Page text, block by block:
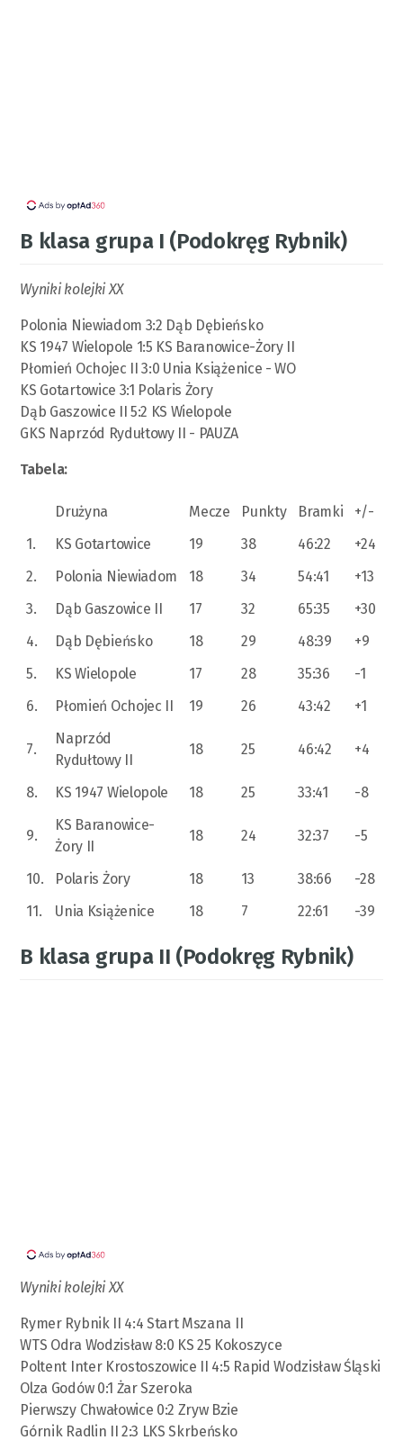
B klasa grupa I (Podokręg Rybnik)
Wyniki kolejki XX
Polonia Niewiadom 3:2 Dąb Dębieńsko
KS 1947 Wielopole 1:5 KS Baranowice-Żory II
Płomień Ochojec II 3:0 Unia Książenice - WO
KS Gotartowice 3:1 Polaris Żory
Dąb Gaszowice II 5:2 KS Wielopole
GKS Naprzód Rydułtowy II - PAUZA
Tabela:
Drużyna Mecze Punkty Bramki
+/-
1.
KS Gotartowice 19 38 46:22
+24
2.
Polonia Niewiadom 18 34 54:41
+13
3.
Dąb Gaszowice II 17 32 65:35
+30
4.
Dąb Dębieńsko 18 29 48:39
+9
5.
KS Wielopole 17 28 35:36
-1
6.
Płomień Ochojec II 19 26 43:42 +1
7.
Naprzód
Rydułtowy II
18 25 46:42 +4
8. KS 1947 Wielopole 18 25 33:41 -8
9.
KS Baranowice-
Żory II
18 24 32:37 -5
10. Polaris Żory 18 13 38:66
-28
11.
Unia Książenice 18 7 22:61 -39
B klasa grupa II (Podokręg Rybnik)
Wyniki kolejki XX
Rymer Rybnik II 4:4 Start Mszana II
WTS Odra Wodzisław 8:0 KS 25 Kokoszyce
Poltent Inter Krostoszowice II 4:5 Rapid Wodzisław Śląski
Olza Godów 0:1 Żar Szeroka
Pierwszy Chwałowice 0:2 Zryw Bzie
Górnik Radlin II 2:3 LKS Skrbeńsko